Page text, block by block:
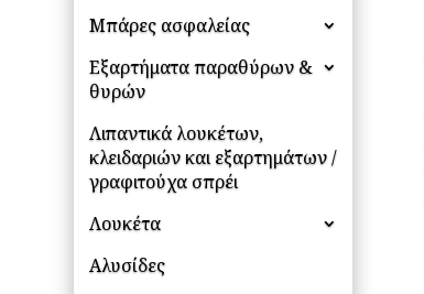
Μπάρες ασφαλείας
Εξαρτήματα παραθύρων &
θυρών
Λιπαντικά λουκέτων,
κλειδαριών και εξαρτημάτων /
γραφιτούχα σπρέι
Λουκέτα
Αλυσίδες